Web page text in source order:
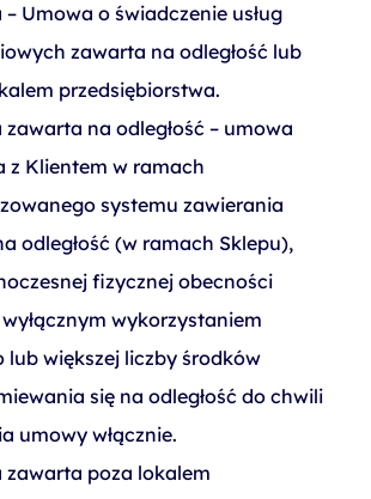
– Umowa o świadczenie usług
zawarta na odległość lub
przedsiębiorstwa.
zawarta na odległość – umowa
z Klientem w ramach
systemu zawierania
odległość (w ramach Sklepu),
fizycznej obecności
wykorzystaniem
lub większej liczby środków
się na odległość do chwili
umowy włącznie.
zawarta poza lokalem